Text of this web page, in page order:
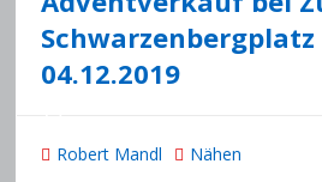
Schwarzenbergplatz
04.12.2019
Robert Mandl Nähen